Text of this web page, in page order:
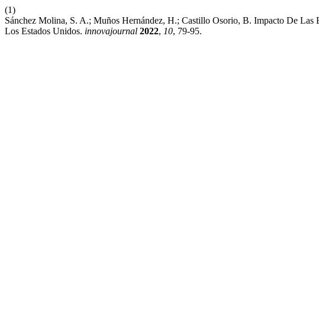
(1)
Sánchez Molina, S. A.; Muños Hernández, H.; Castillo Osorio, B. Impacto De
Los Estados Unidos. innovajournal 2022, 10, 79-95.